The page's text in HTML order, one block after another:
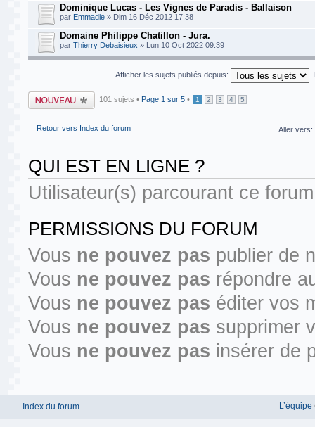
Dominique Lucas - Les Vignes de Paradis - Ballaison
par Emmadie » Dim 16 Déc 2012 17:38
Domaine Philippe Chatillon - Jura.
par Thierry Debaisieux » Lun 10 Oct 2022 09:39
Afficher les sujets publiés depuis:
Publier un nouveau
sujet
101 sujets • Page 1 sur 5 • 1 2 3 4 5
Retour vers Index du forum Aller vers:
QUI EST EN LIGNE ?
Utilisateur(s) parcourant ce
PERMISSIONS DU FORUM
Vous ne pouvez pas publier de
Vous ne pouvez pas répondre
Vous ne pouvez pas éditer vos
Vous ne pouvez pas supprimer
Vous ne pouvez pas insérer de
Index du forum L’équipe